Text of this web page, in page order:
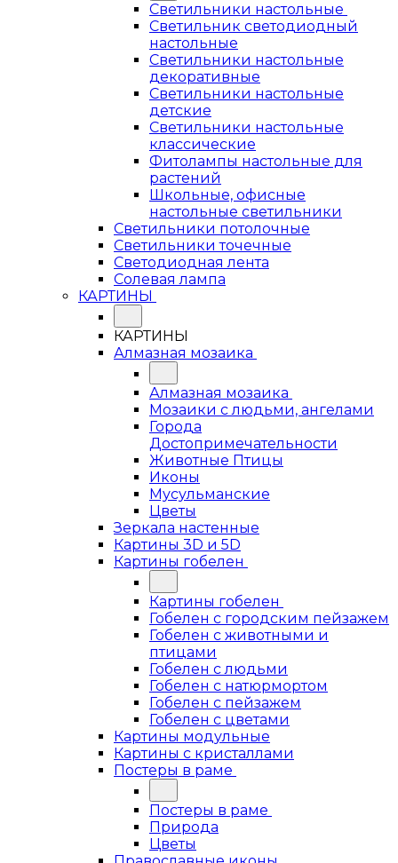
Светильники настольные
Светильник светодиодный
настольные
Светильники настольные
декоративные
Светильники настольные
детские
Светильники настольные
классические
Фитолампы настольные для
растений
Школьные, офисные
настольные светильники
Светильники потолочные
Светильники точечные
Светодиодная лента
Солевая лампа
КАРТИНЫ
КАРТИНЫ
Алмазная мозаика
Алмазная мозаика
Мозаики с людьми, ангелами
Города
Достопримечательности
Животные Птицы
Иконы
Мусульманские
Цветы
Зеркала настенные
Картины 3D и 5D
Картины гобелен
Картины гобелен
Гобелен с городским пейзажем
Гобелен с животными и
птицами
Гобелен с людьми
Гобелен с натюрмортом
Гобелен с пейзажем
Гобелен с цветами
Картины модульные
Картины с кристаллами
Постеры в раме
Постеры в раме
Природа
Цветы